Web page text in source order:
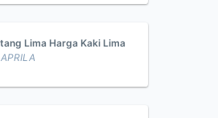
Lima Harga Kaki Lima